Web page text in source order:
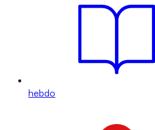
hebdo